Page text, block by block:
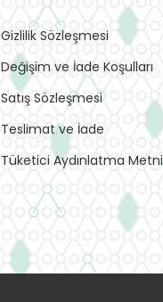
Gizlilik Sözleşmesi
Değişim ve İade Koşulları
Satış Sözleşmesi
Teslimat ve İade
Tüketici Aydınlatma Metni